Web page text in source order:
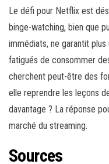
Le défi pour Netflix est
binge-watching, bien que
immédiats, ne garantit plus
fatigués de consommer
cherchent peut-être des
elle reprendre les leçons
davantage ? La réponse
marché du streaming.
Sources